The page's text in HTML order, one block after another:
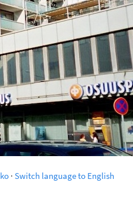
· Switch language to English